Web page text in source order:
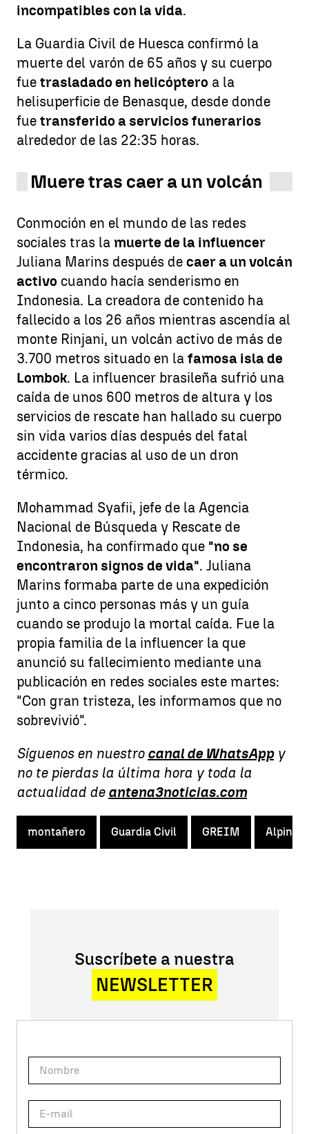
incompatibles con la vida.
La Guardia Civil de Huesca confirmó la
muerte del varón de 65 años y su cuerpo
fue trasladado en helicóptero a la
helisuperficie de Benasque, desde donde
fue transferido a servicios funerarios
alrededor de las 22:35 horas.
Muere tras caer a un volcán
Conmoción en el mundo de las redes
sociales tras la muerte de la influencer
Juliana Marins después de caer a un volcán
activo cuando hacía senderismo en
Indonesia. La creadora de contenido ha
fallecido a los 26 años mientras ascendía al
monte Rinjani, un volcán activo de más de
3.700 metros situado en la famosa isla de
Lombok. La influencer brasileña sufrió una
caída de unos 600 metros de altura y los
servicios de rescate han hallado su cuerpo
sin vida varios días después del fatal
accidente gracias al uso de un dron
térmico.
Mohammad Syafii, jefe de la Agencia
Nacional de Búsqueda y Rescate de
Indonesia, ha confirmado que "no se
encontraron signos de vida". Juliana
Marins formaba parte de una expedición
junto a cinco personas más y un guía
cuando se produjo la mortal caída. Fue la
propia familia de la influencer la que
anunció su fallecimiento mediante una
publicación en redes sociales este martes:
"Con gran tristeza, les informamos que no
sobrevivió".
Síguenos en nuestro canal de WhatsAppy
no te pierdas la última hora y toda la
actualidad de antena3noticias.com
montañero Guardia Civil GREIM
Suscríbete a nuestra
NEWSLETTER